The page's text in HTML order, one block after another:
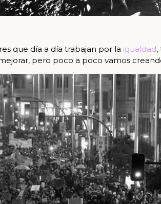
que día a día trabajan por la igualdad,
pero poco a poco vamos